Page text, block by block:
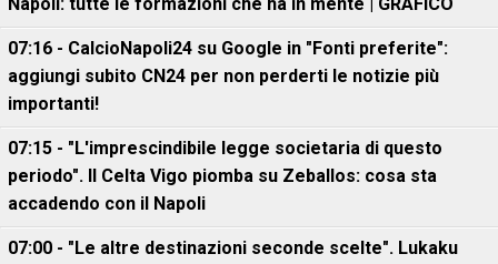
07:16 - CalcioNapoli24 su Google in "Fonti preferite":
aggiungi subito CN24 per non perderti le notizie più
importanti!
07:15 - "L'imprescindibile legge societaria di questo
periodo". Il Celta Vigo piomba su Zeballos: cosa sta
accadendo con il Napoli
07:00 - "Le altre destinazioni seconde scelte". Lukaku